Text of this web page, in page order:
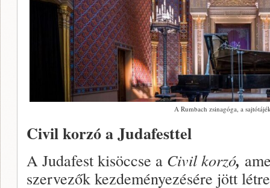
A Rumbach zsinagóga, a
Civil korzó a Judafesttel
A Judafest kisöccse a Civil korzó,
szervezők kezdeményezésére jött